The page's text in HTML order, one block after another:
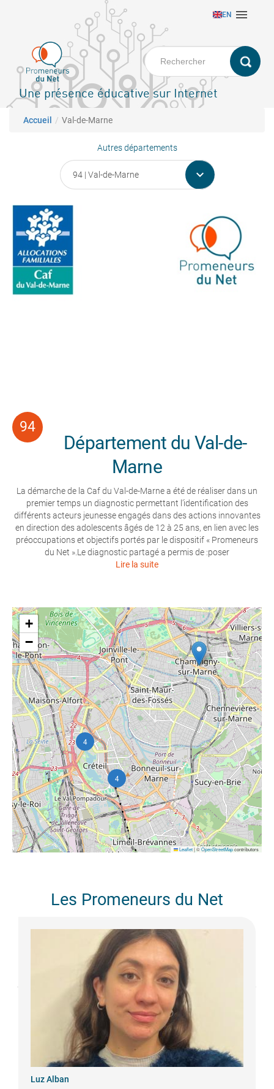
principal
EN 
Une présence éducative sur Internet
Fil d'Ariane
Accueil Val-de-Marne
Autres départements

Département du Val-de-
Marne
La démarche de la Caf du Val-de-Marne a été de réaliser dans un
premier temps un diagnostic permettant l’identification des
différents acteurs jeunesse engagés dans des actions innovantes
en direction des adolescents âgés de 12 à 25 ans, en lien avec les
préoccupations et objectifs portés par le dispositif « Promeneurs
du Net ».Le diagnostic partagé a permis de :poser
Lire la suite
4
4
+
−
Leaflet|©OpenStreetMapcontributors
Les Promeneurs du Net
LuzAlban